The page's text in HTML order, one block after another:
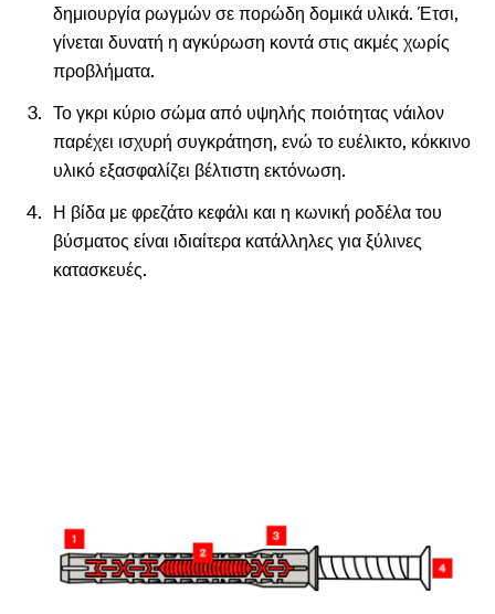
δημιουργία ρωγμών σε πορώδη δομικά υλικά. Έτσι,
γίνεται δυνατή η αγκύρωση κοντά στις ακμές χωρίς
προβλήματα.
Το γκρι κύριο σώμα από υψηλής ποιότητας νάιλον
παρέχει ισχυρή συγκράτηση, ενώ το ευέλικτο, κόκκινο
υλικό εξασφαλίζει βέλτιστη εκτόνωση.
Η βίδα με φρεζάτο κεφάλι και η κωνική ροδέλα του
βύσματος είναι ιδιαίτερα κατάλληλες για ξύλινες
κατασκευές.